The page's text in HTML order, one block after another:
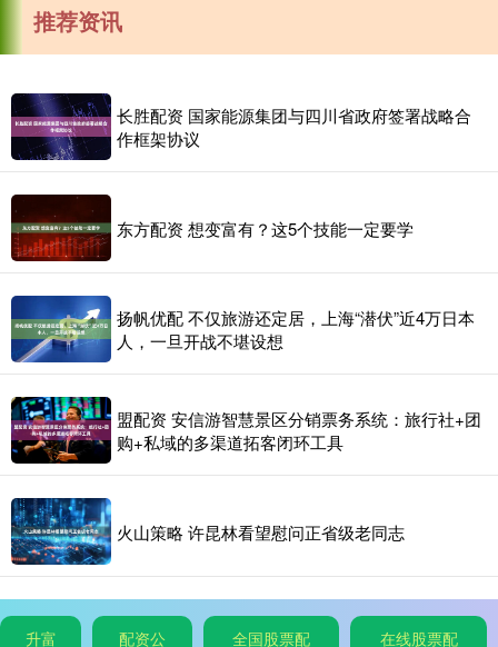
推荐资讯
长胜配资 国家能源集团与四川省政府签署战略合
作框架协议
东方配资 想变富有？这5个技能一定要学
扬帆优配 不仅旅游还定居，上海“潜伏”近4万日本
人，一旦开战不堪设想
盟配资 安信游智慧景区分销票务系统：旅行社+团
购+私域的多渠道拓客闭环工具
火山策略 许昆林看望慰问正省级老同志
升富 配资公 全国股票配 在线股票配